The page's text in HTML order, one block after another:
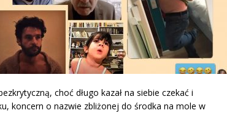
choć długo kazał na siebie czekać i
koncern o nazwie zbliżonej do środka na mole w